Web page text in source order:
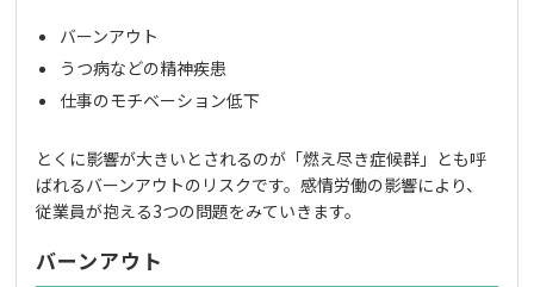
バーンアウト
うつ病などの精神疾患
仕事のモチベーション低下
とくに影響が大きいとされるのが「燃え尽き症候群」とも呼
ばれるバーンアウトのリスクです。感情労働の影響により、
従業員が抱える3つの問題をみていきます。
バーンアウト